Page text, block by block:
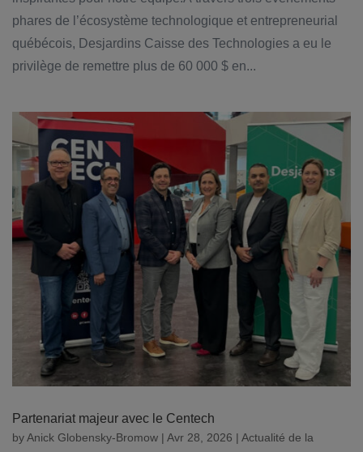
phares de l’écosystème technologique et entrepreneurial
québécois, Desjardins Caisse des Technologies a eu le
privilège de remettre plus de 60 000 $ en...
Partenariat majeur avec le Centech
byAnick Globensky-Bromow | Avr 28, 2026 | Actualité de la